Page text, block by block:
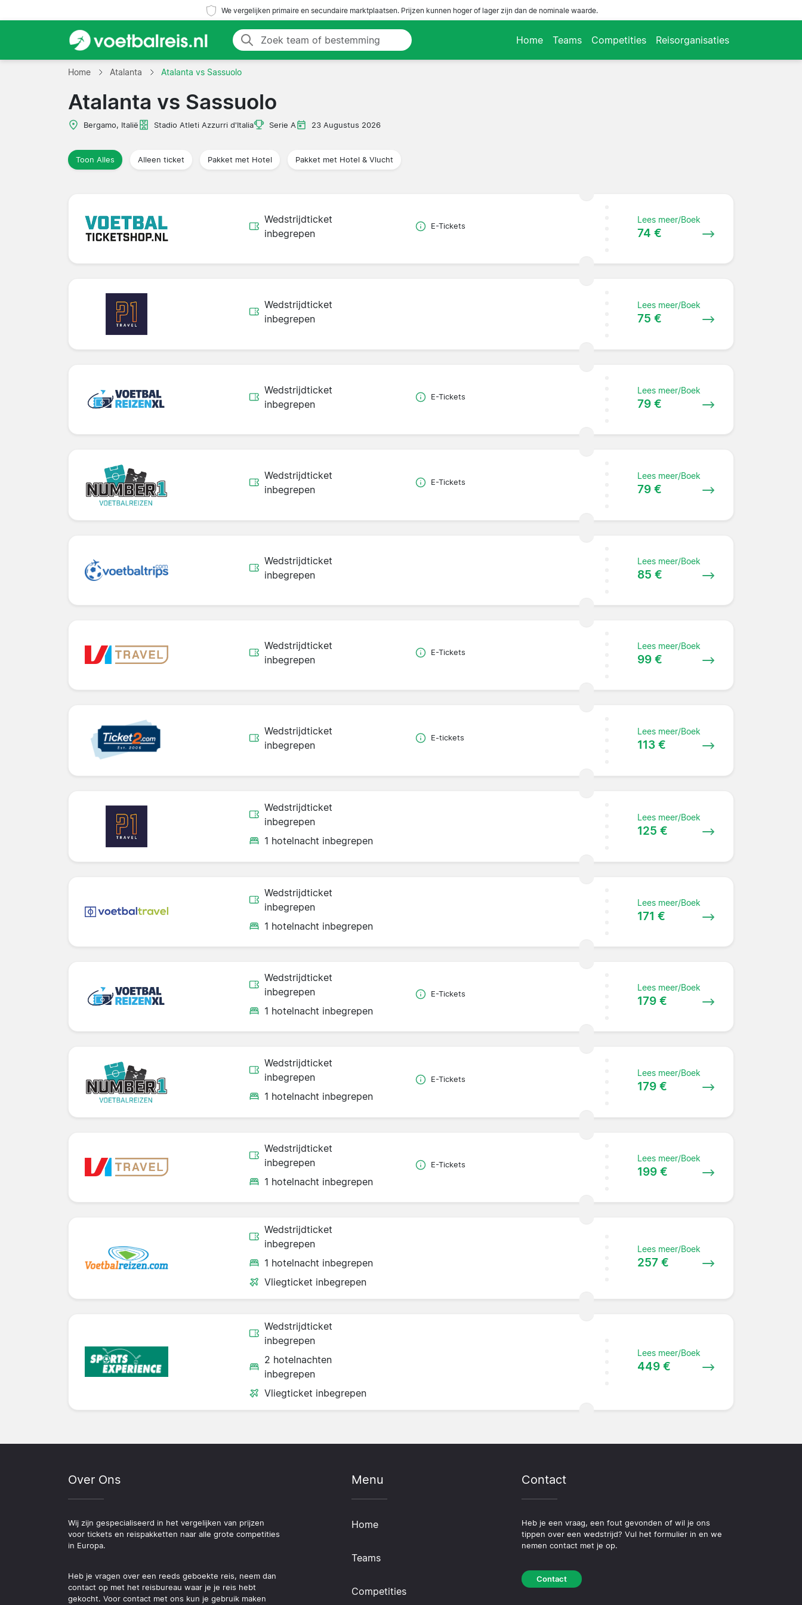
We vergelijken primaire en secundaire marktplaatsen. Prijzen kunnen hoger of lager zijn dan de nominale waarde.
Home Teams Competities Reisorganisaties
Home Atalanta Atalanta vs Sassuolo
Atalanta vs Sassuolo
Bergamo, Italië Stadio Atleti Azzurri d'Italia Serie A 23 Augustus 2026
Toon Alles Alleen ticket Pakket met Hotel Pakket met Hotel & Vlucht
Wedstrijdticket
inbegrepen
E-Tickets
Lees meer/Boek
74 €
Wedstrijdticket
inbegrepen
Lees meer/Boek
75 €
Wedstrijdticket
inbegrepen
E-Tickets
Lees meer/Boek
79 €
Wedstrijdticket
inbegrepen
E-Tickets
Lees meer/Boek
79 €
Wedstrijdticket
inbegrepen
Lees meer/Boek
85 €
Wedstrijdticket
inbegrepen
E-Tickets
Lees meer/Boek
99 €
Wedstrijdticket
inbegrepen
E-tickets
Lees meer/Boek
113 €
Wedstrijdticket
inbegrepen
1 hotelnacht inbegrepen
Lees meer/Boek
125 €
Wedstrijdticket
inbegrepen
1 hotelnacht inbegrepen
Lees meer/Boek
171 €
Wedstrijdticket
inbegrepen
1 hotelnacht inbegrepen
E-Tickets
Lees meer/Boek
179 €
Wedstrijdticket
inbegrepen
1 hotelnacht inbegrepen
E-Tickets
Lees meer/Boek
179 €
Wedstrijdticket
inbegrepen
1 hotelnacht inbegrepen
E-Tickets
Lees meer/Boek
199 €
Wedstrijdticket
inbegrepen
1 hotelnacht inbegrepen
Vliegticket inbegrepen
Lees meer/Boek
257 €
Wedstrijdticket
inbegrepen
2 hotelnachten
inbegrepen
Vliegticket inbegrepen
Lees meer/Boek
449 €
Over Ons
Wij zijn gespecialiseerd in het vergelijken van prijzen
voor tickets en reispakketten naar alle grote competities
in Europa.
Heb je vragen over een reeds geboekte reis, neem dan
contact op met het reisbureau waar je je reis hebt
gekocht. Voor contact met ons kun je gebruik maken
Menu
Home
Teams
Competities
Contact
Heb je een vraag, een fout gevonden of wil je ons
tippen over een wedstrijd? Vul het formulier in en we
nemen contact met je op.
Contact